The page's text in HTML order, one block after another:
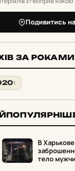
Подивитись
ЗА РОКАМИ
1
В
тело